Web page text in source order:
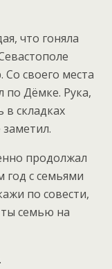
что гоняла
своего места
по Дёмке. Рука,
в складках
продолжал
с семьями
по совести,
семью на